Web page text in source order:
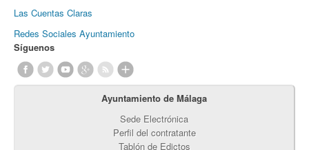
Las Cuentas Claras
Redes Sociales Ayuntamiento
Síguenos
Ayuntamiento de Málaga
Sede Electrónica
Perfil del contratante
Tablón de Edictos